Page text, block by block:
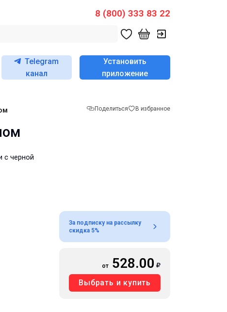
8 (800) 333 83 22
Telegram
канал
Установить
приложение
Поделиться В избранное
с черной
За подписку на рассылку
скидка 5%
от 528.00
Выбрать и купить